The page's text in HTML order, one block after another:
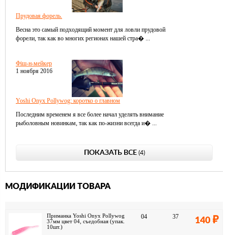
Прудовая форель.
Весна это самый подходящий момент для ловли прудовой
форели, так как во многих регионах нашей стра� ...
Фіш-н-мейкер
1 ноября 2016
Yoshi Onyx Pollywog: коротко о главном
Последним временем я все более начал уделять внимание
рыболовным новинкам, так как по-жизни всегда и� ...
ПОКАЗАТЬ ВСЕ (4)
МОДИФИКАЦИИ ТОВАРА
Приманка Yoshi Onyx Pollywog
37мм цвет 04, съедобная (упак.
10шт.)
04 37 140